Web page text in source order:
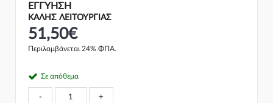
ΕΓΓΎΗΣΗ
ΚΑΛΗΣ ΛΕΙΤΟΥΡΓΙΑΣ
51,50€
Περιλαμβάνεται 24% ΦΠΑ.
Σε απόθεμα
- +